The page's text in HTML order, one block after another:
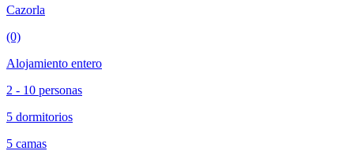
Cazorla
(0)
Alojamiento entero
2 - 10 personas
5 dormitorios
5 camas